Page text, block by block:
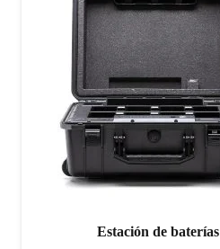
Estación de baterías